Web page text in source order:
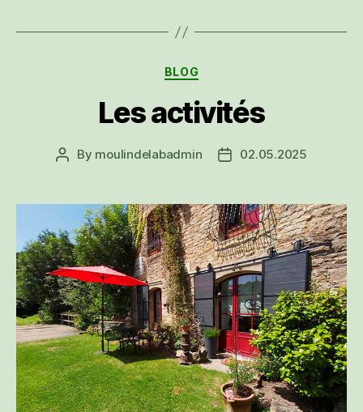
Categories
BLOG
Les activités
Post
By moulindelabadmin
Post02.05.2025